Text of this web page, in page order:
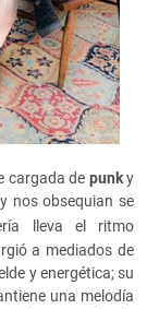
cargada de punky
nos obsequian se
lleva el ritmo
a mediados de
y energética; su
una melodía